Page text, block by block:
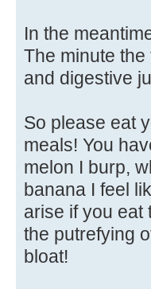
In the
The minute
and digestive
So please eat
meals! You
melon I burp,
banana I feel
arise if you eat
the putrefying
bloat!